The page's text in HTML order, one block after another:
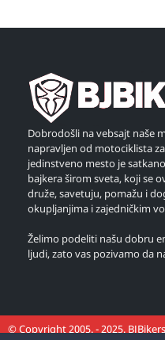
Dobrodošli na vebsajt naše
napravljen od motociklista
jedinstveno mesto je
bajkera širom sveta, koji se
druže, savetuju, pomažu i
okupljanjima i zajedničkim
Želimo podeliti našu dobru
ljudi, zato vas pozivamo da
© Copyright 2005. - 2025.